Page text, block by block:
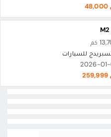
كم
للسيارات
2026-